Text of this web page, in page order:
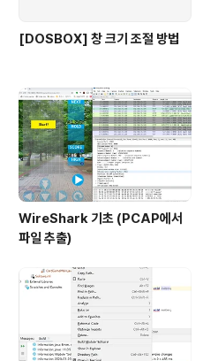
[DOSBOX] 창 크기 조절 방법
WireShark 기초 (PCAP에서
파일 추출)